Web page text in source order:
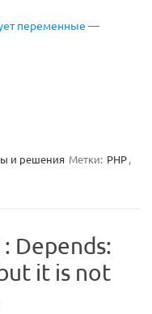
переменные —
и решения Метки: PHP,
Depends:
it is not